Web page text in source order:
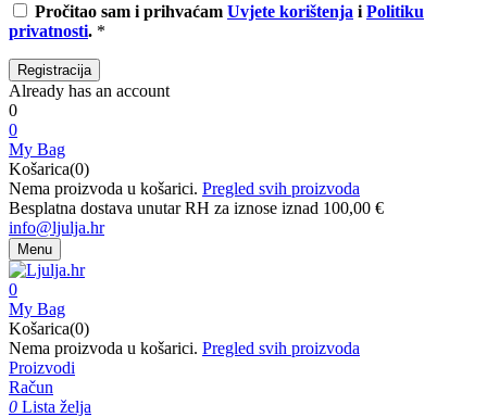
Pročitao sam i prihvaćam Uvjete korištenja i Politiku
privatnosti. *
Already has an account
0
0
My Bag
Košarica(0)
Nema proizvoda u košarici. Pregled svih proizvoda
Besplatna dostava unutar RH za iznose iznad 100,00 €
info@ljulja.hr
Menu
0
My Bag
Košarica(0)
Nema proizvoda u košarici. Pregled svih proizvoda
Proizvodi
Račun
0 Lista želja